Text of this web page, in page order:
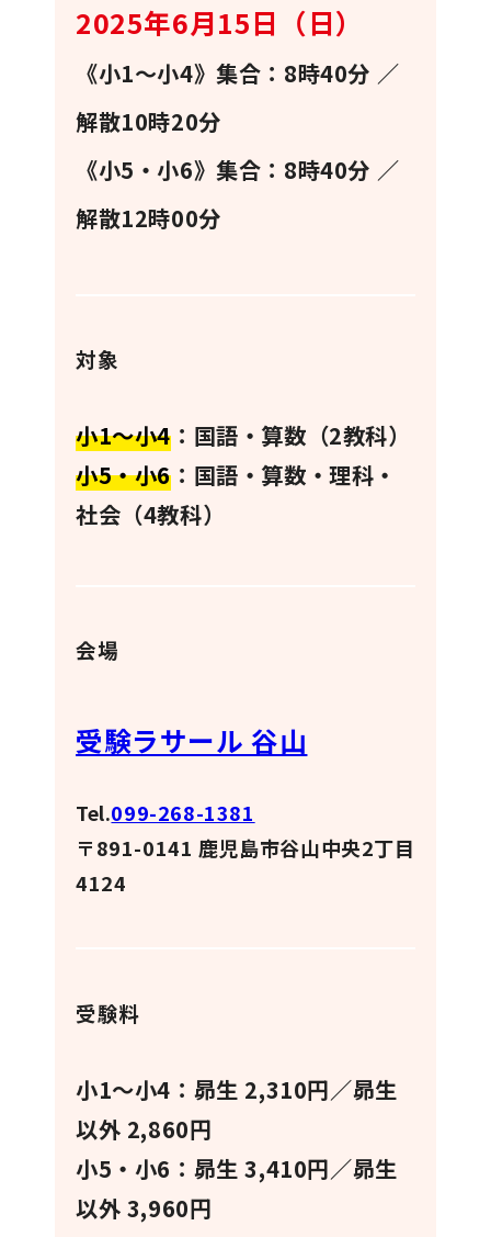
2025年6月15日（日）
《小1〜小4》集合：8時40分 ／
解散10時20分
《小5・小6》集合：8時40分 ／
解散12時00分
対象
小1〜小4 ：国語・算数（2教科）
小5・小6 ：国語・算数・理科・
社会（4教科）
会場
受験ラサール 谷山
Tel.099-268-1381
〒891-0141 鹿児島市谷山中央2丁目
4124
受験料
小1〜小4：昴生 2,310円／昴生
以外 2,860円
小5・小6：昴生 3,410円／昴生
以外 3,960円